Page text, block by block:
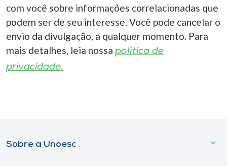
com você sobre informações correlacionadas que
podem ser de seu interesse. Você pode cancelar o
envio da divulgação, a qualquer momento. Para
mais detalhes, leia nossa política de
privacidade.
Sobre a Unoesc